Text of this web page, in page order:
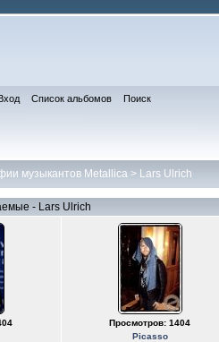
Список альбомов Поиск
музыкантов Metallica> Lars Ulrich
- Lars Ulrich
Просмотров: 1404
Picasso